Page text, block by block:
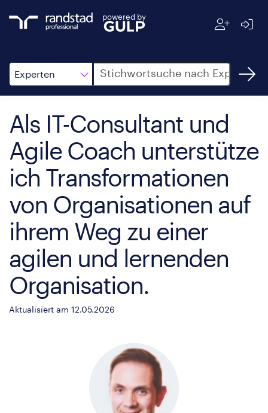
powered by
Experten
Suche
Als IT-Consultant und
Agile Coach unterstütze
ich Transformationen
von Organisationen auf
ihrem Weg zu einer
agilen und lernenden
Organisation.
Aktualisiert am 12.05.2026